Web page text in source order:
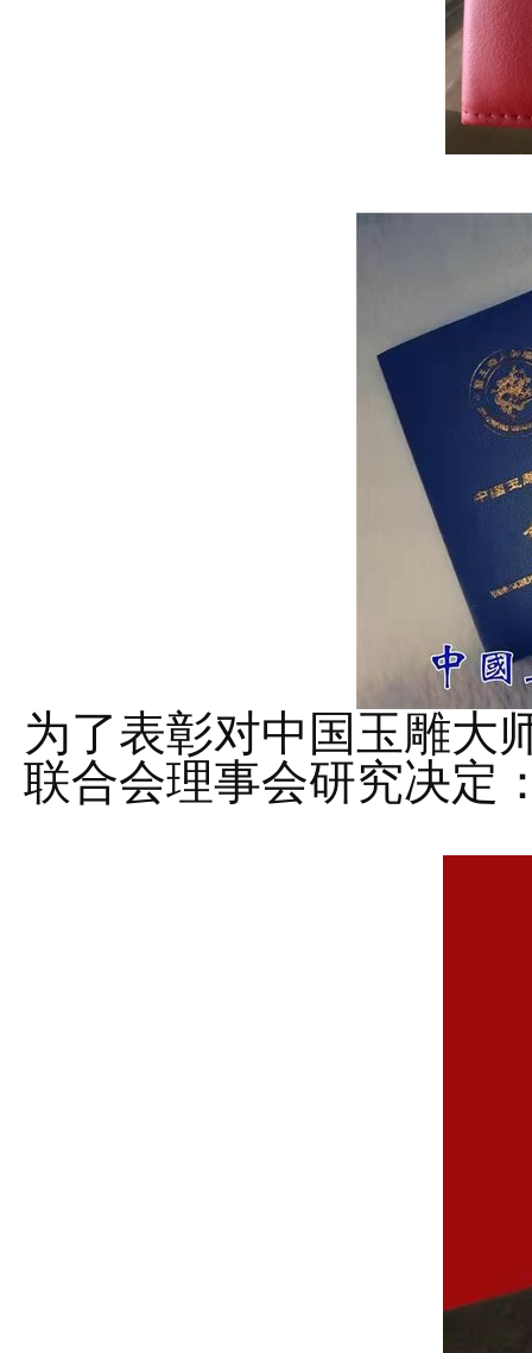
为了表彰对中国玉雕大
联合会理事会研究决定